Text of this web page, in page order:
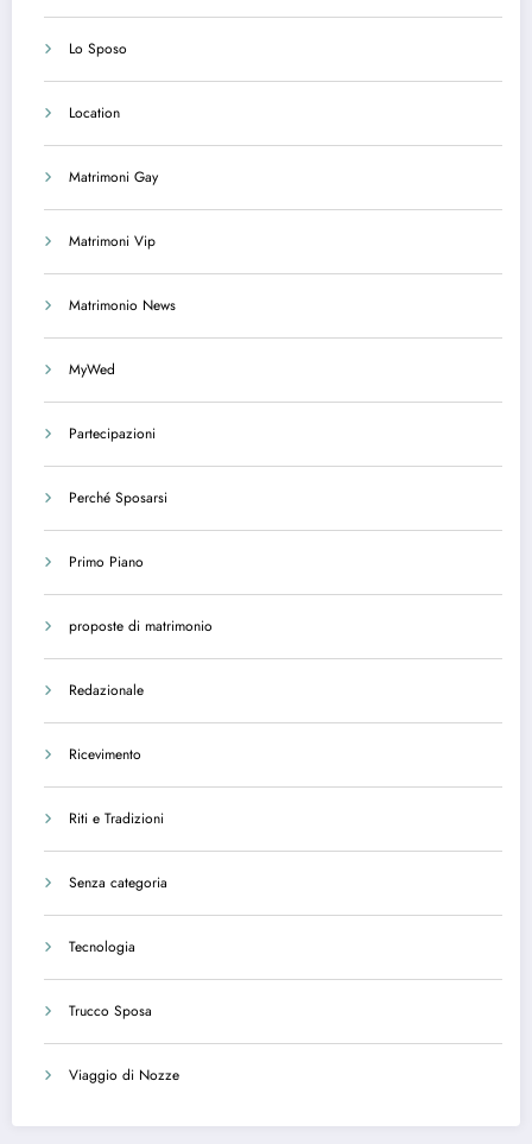
Lo Sposo
Location
Matrimoni Gay
Matrimoni Vip
Matrimonio News
MyWed
Partecipazioni
Perché Sposarsi
Primo Piano
proposte di matrimonio
Redazionale
Ricevimento
Riti e Tradizioni
Senza categoria
Tecnologia
Trucco Sposa
Viaggio di Nozze